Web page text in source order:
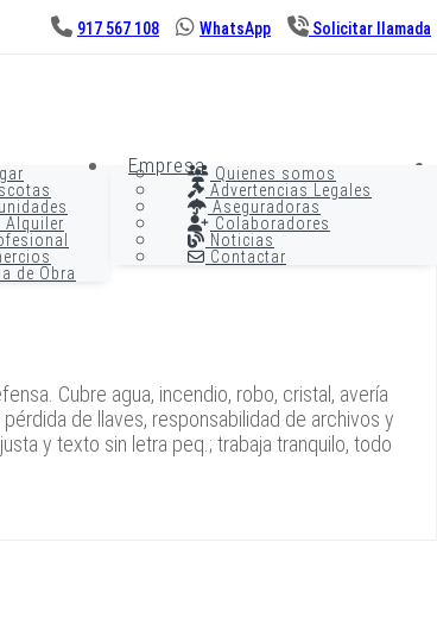
917 567 108 WhatsApp Solicitar llamada
Alquiler
de Obra
Empresa Quienes somos
Advertencias Legales
Aseguradoras
Colaboradores
Noticias
Contactar
Cubre agua, incendio, robo, cristal, avería
pérdida de llaves, responsabilidad de archivos y
y texto sin letra peq.; trabaja tranquilo, todo